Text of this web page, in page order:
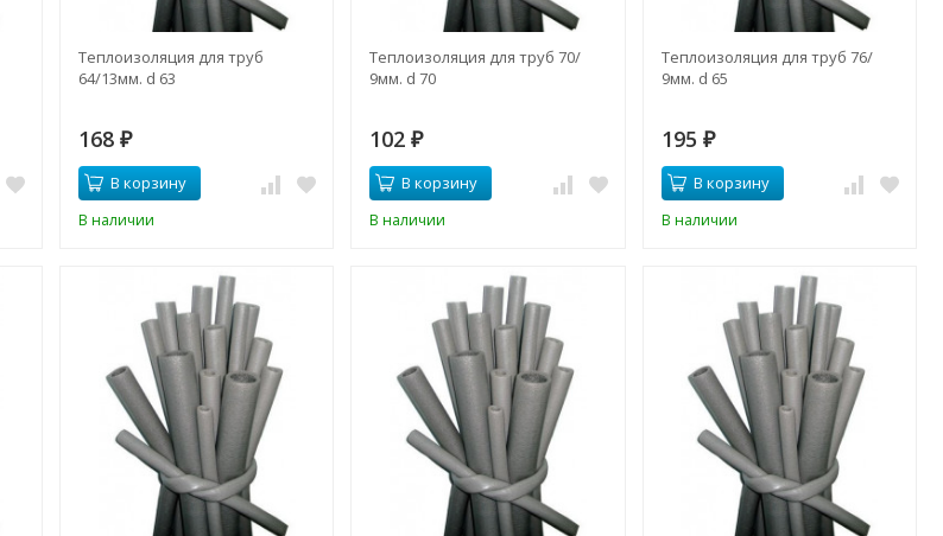
Теплоизоляция для труб
64/13мм. d 63
168 ₽
В корзину
В наличии
Теплоизоляция для труб 70/
9мм. d 70
102₽
В корзину
В наличии
Теплоизоляция для труб 76/
9мм. d 65
195 ₽
В корзину
В наличии